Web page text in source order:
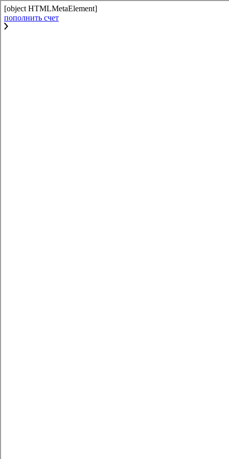
[object HTMLMetaElement]
пополнить счет